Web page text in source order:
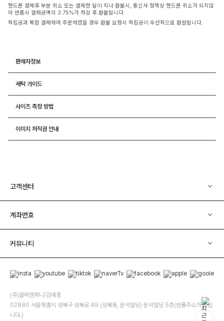
핸드폰 결제후 부분 취소 또는 결제한 달이 지나 환불시, 통신사 정책상 핸드폰 취소가 되지않
아 반품시 결제금액의 3.75%가 차감 후 환불됩니다.
적립금과 복합 결제하여 주문하였을 경우 환불 요청시 적립금이 우선적으로 환원됩니다.
판매자정보
세탁 가이드
사이즈 측정 방법
이미지 저작권 안내
고객센터
계좌번호
커뮤니티
(주)클릭앤퍼니/김예중
02880 서울특별시 성북구 성북로 49 (성북동, 운석빌딩) 운석빌딩 5층(반품주소가 아닙
니다.)